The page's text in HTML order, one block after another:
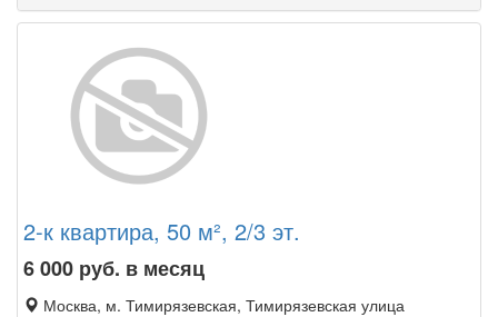
2-к квартира, 50 м², 2/3 эт.
6 000 руб. в месяц
Москва, м. Тимирязевская, Тимирязевская улица